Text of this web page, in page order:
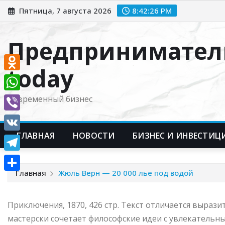
Перейти
к
Пятница, 7 августа 2026 8:42:27 PM
today
Современный бизнес
ГЛАВНАЯ НОВОСТИ БИЗНЕС И
Главная Жюль Верн — 20 000 лье под водой
Приключения, 1870, 426 стр. Текст отличается
мастерски сочетает философские идеи с
Odnoklassniki
WhatsApp
Viber
VK
Telegram
Отправить